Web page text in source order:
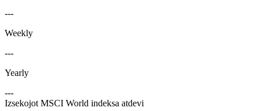
---
Weekly
---
Yearly
---
Izsekojot MSCI World indeksa atdevi